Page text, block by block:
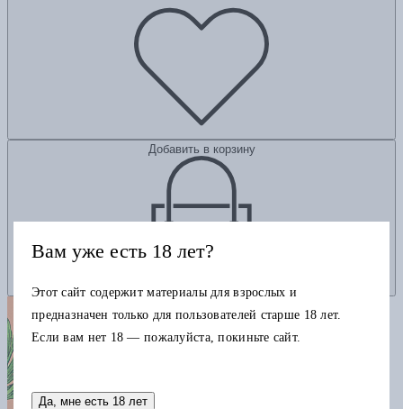
Добавить в корзину
Вам уже есть 18 лет?
Этот сайт содержит материалы для взрослых и
предназначен только для пользователей старше 18 лет.
Если вам нет 18 — пожалуйста, покиньте сайт.
Да, мне есть 18 лет